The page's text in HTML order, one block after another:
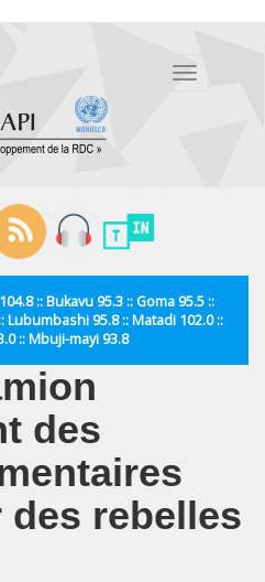
Toggle
:: Bukavu 95.3 :: Goma 95.5 ::
Lubumbashi 95.8 :: Matadi 102.0 ::
:: Mbuji-mayi 93.8
des
des rebelles